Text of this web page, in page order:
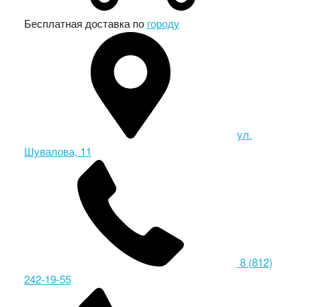
Бесплатная доставка по городу
ул.
Шувалова, 11
8 (812)
242-19-55